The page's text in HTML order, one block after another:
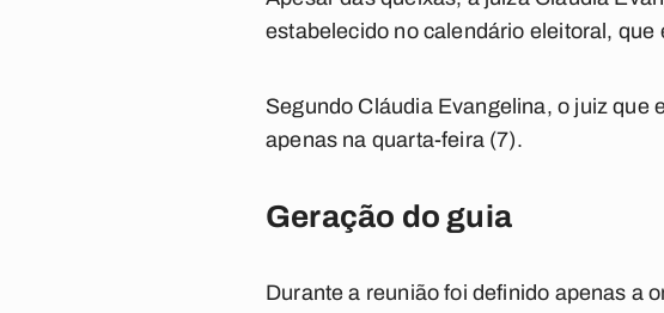
estabelecido no calendário eleitoral,
Segundo Cláudia Evangelina, o juiz que
apenas na quarta-feira (7).
Geração do guia
Durante a reunião foi definido apenas a